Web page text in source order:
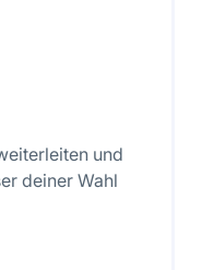
und
deiner Wahl